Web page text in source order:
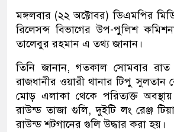
মঙ্গলবার (২২ অক্টোবর) ডিএমপির
রিলেসন্স বিভাগের উপ-পুলিশ
তালেবুর রহমান এ তথ্য জানান।
তিনি জানান, গতকাল সোমবার রাত
রাজধানীর ওয়ারী থানার টিপু সুলতান
মোড় এলাকা থেকে পরিত্যক্ত
রাউন্ড তাজা গুলি, দুইটি লং রেঞ্জ
রাউন্ড শটগানের গুলি উদ্ধার করা হয়।